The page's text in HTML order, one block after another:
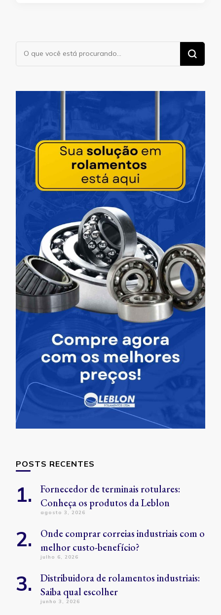
Procurando
POSTS RECENTES
Fornecedor de terminais rotulares:
Conheça os produtos da Leblon
agosto 3, 2026
Onde comprar correias industriais com o
melhor custo-benefício?
julho 6, 2026
Distribuidora de rolamentos industriais:
Saiba qual escolher
junho 3, 2026